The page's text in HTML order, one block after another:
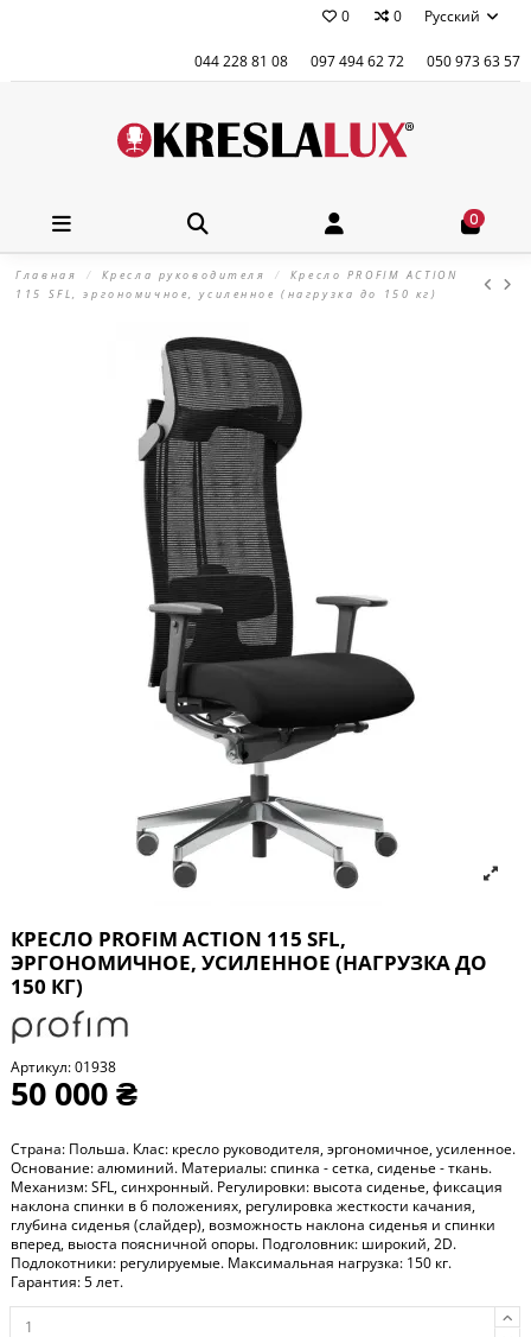
0 0 Русский
044 228 81 08 097 494 62 72 050 973 63 57
0
Главная Кресла руководителя
Кресло PROFIM ACTION
115 SFL, эргономичное, усиленное (нагрузка до 150 кг)
КРЕСЛО PROFIM ACTION 115 SFL,
ЭРГОНОМИЧНОЕ, УСИЛЕННОЕ (НАГРУЗКА ДО
150 КГ)
Артикул:01938
50 000 ₴
Страна: Польша. Клас: кресло руководителя, эргономичное, усиленное.
Основание: алюминий. Материалы: спинка - сетка, сиденье - ткань.
Механизм: SFL, синхронный. Регулировки: высота сиденье, фиксация
наклона спинки в 6 положениях, регулировка жесткости качания,
глубина сиденья (слайдер), возможность наклона сиденья и спинки
вперед, выоста поясничной опоры. Подголовник: широкий, 2D.
Подлокотники: регулируемые. Максимальная нагрузка: 150 кг.
Гарантия: 5 лет.